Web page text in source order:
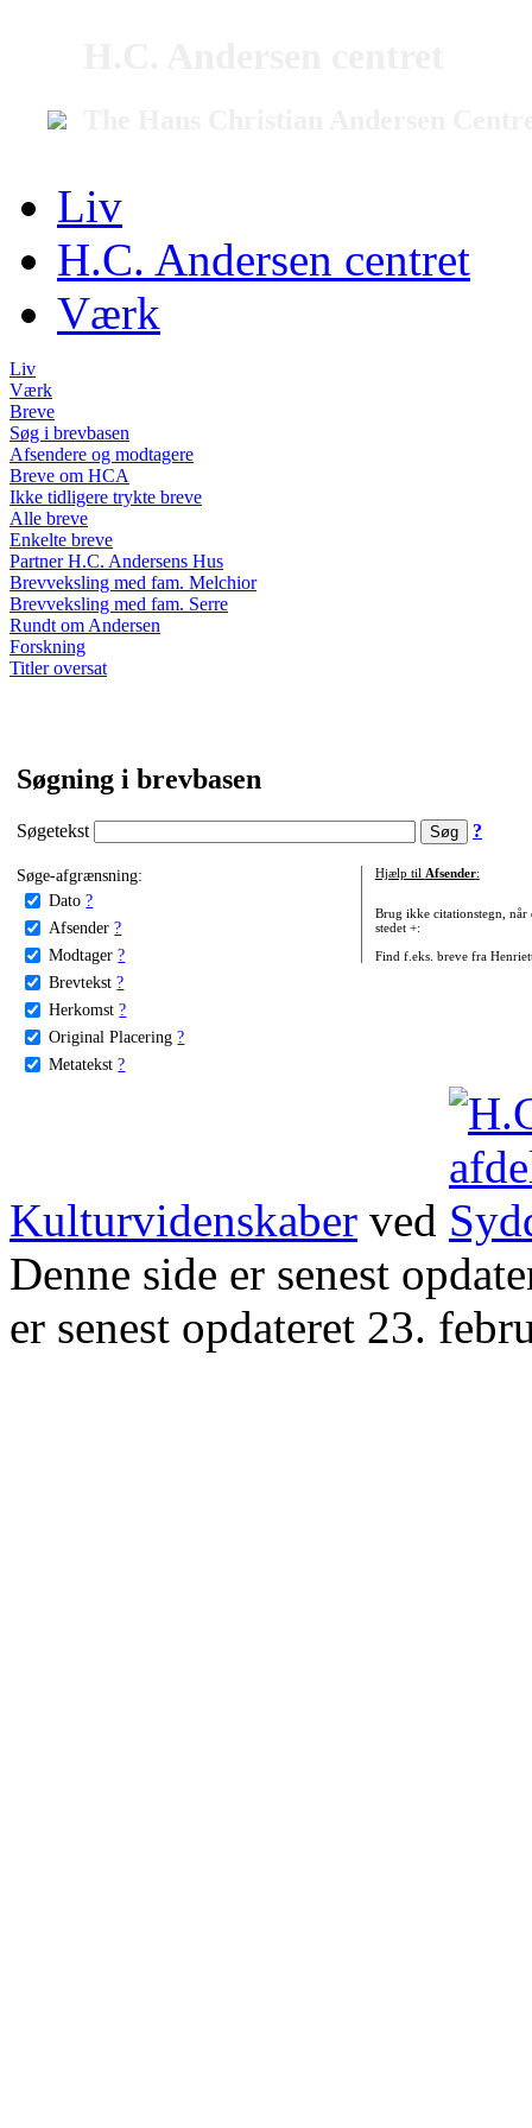
Liv
H.C. Andersen centret
Værk
Liv
Værk
Breve
Søg i brevbasen
Afsendere og modtagere
Breve om HCA
Ikke tidligere trykte breve
Alle breve
Enkelte breve
Partner H.C. Andersens Hus
Brevveksling med fam. Melchior
Brevveksling med fam. Serre
Rundt om Andersen
Forskning
Titler oversat
Søgning i brevbasen
Søgetekst ?
Søge-afgrænsning:
Dato ?
Afsender ?
Modtager ?
Brevtekst ?
Herkomst ?
Original Placering ?
Metatekst ?
Hjælp til Afsender:
Brug ikke citationstegn, når
stedet +:
Find f.eks. breve fra
Kulturvidenskaber ved
Denne side er senest
er senest opdateret 23.